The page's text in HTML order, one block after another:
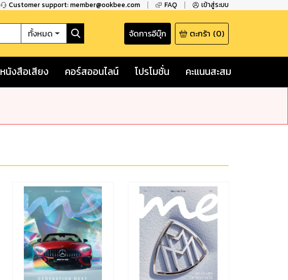
Customer support: member@ookbee.com FAQ เข้าสู่ระบบ
ทั้งหมด จัดการอีบุ๊ก ตะกร้า (0)
หนังสือเสียง คอร์สออนไลน์ โปรโมชั่น คะแนนสะสม